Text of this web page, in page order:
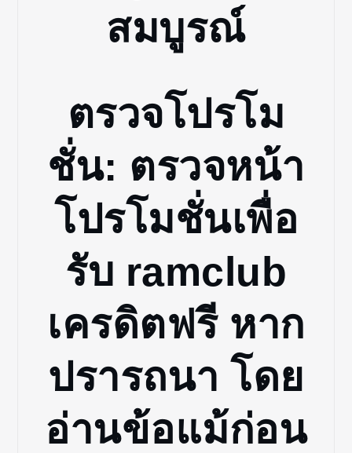
สมบูรณ์
ตรวจโปรโม
ชั่น: ตรวจหน้า
โปรโมชั่นเพื่อ
รับ ramclub
เครดิตฟรี หาก
ปรารถนา โดย
อ่านข้อแม้ก่อน